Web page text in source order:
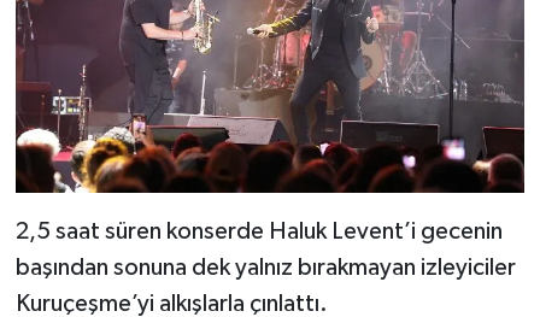
2,5 saat süren konserde Haluk Levent’i gecenin
başından sonuna dek yalnız bırakmayan izleyiciler
Kuruçeşme’yi alkışlarla çınlattı.